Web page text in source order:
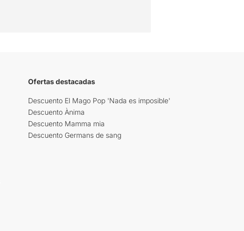
Ofertas destacadas
Descuento El Mago Pop 'Nada es imposible'
Descuento Ànima
Descuento Mamma mia
Descuento Germans de sang